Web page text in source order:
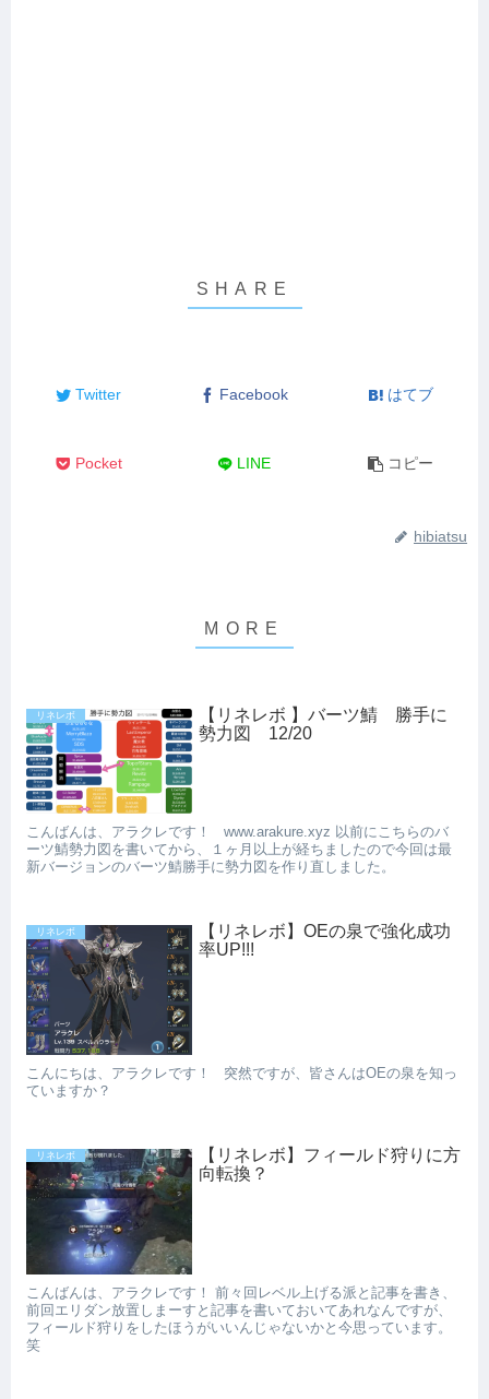
Twitter Facebook はてブ
Pocket LINE コピー
hibiatsu
リネレボ
【リネレボ 】バーツ鯖 勝手に
勢力図 12/20
こんばんは、アラクレです！ www.arakure.xyz 以前にこちらのバ
ーツ鯖勢力図を書いてから、１ヶ月以上が経ちましたので今回は最
新バージョンのバーツ鯖勝手に勢力図を作り直しました。
リネレボ
【リネレボ】OEの泉で強化成功
率UP!!!
こんにちは、アラクレです！ 突然ですが、皆さんはOEの泉を知っ
ていますか？
リネレボ
【リネレボ】フィールド狩りに方
向転換？
こんばんは、アラクレです！ 前々回レベル上げる派と記事を書き、
前回エリダン放置しまーすと記事を書いておいてあれなんですが、
フィールド狩りをしたほうがいいんじゃないかと今思っています。
笑